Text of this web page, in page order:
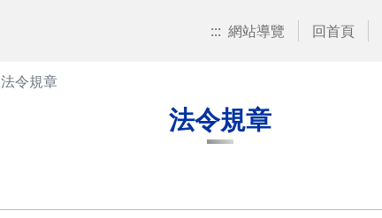
::: 網站導覽 回首頁
法令規章
法令規章